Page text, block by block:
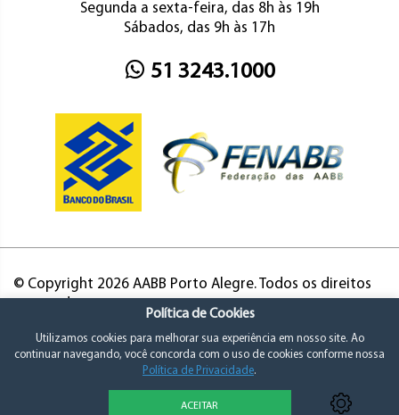
Segunda a sexta-feira, das 8h às 19h
Sábados, das 9h às 17h
51 3243.1000
© Copyright 2026 AABB Porto Alegre. Todos os direitos
Política de Cookies
Utilizamos cookies para melhorar sua experiência em nosso site. Ao
continuar navegando, você concorda com o uso de cookies conforme nossa
Política de Privacidade.
ACEITAR